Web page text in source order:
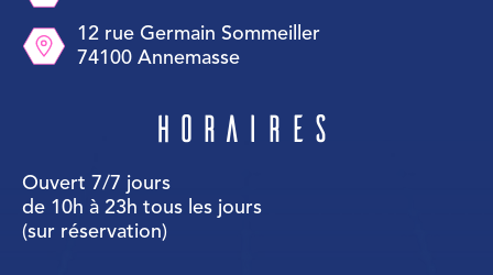
12 rue Germain Sommeiller
74100 Annemasse
Horaires
Ouvert 7/7 jours
de 10h à 23h tous les jours
(sur réservation)